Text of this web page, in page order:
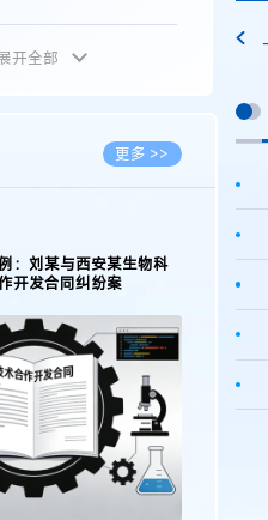
更多 >>
设计
更多 >>
开全部
更多 >>
：刘某与西安某生物科
开发合同纠纷案